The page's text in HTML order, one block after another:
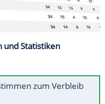
und Statistiken
zum Verbleib